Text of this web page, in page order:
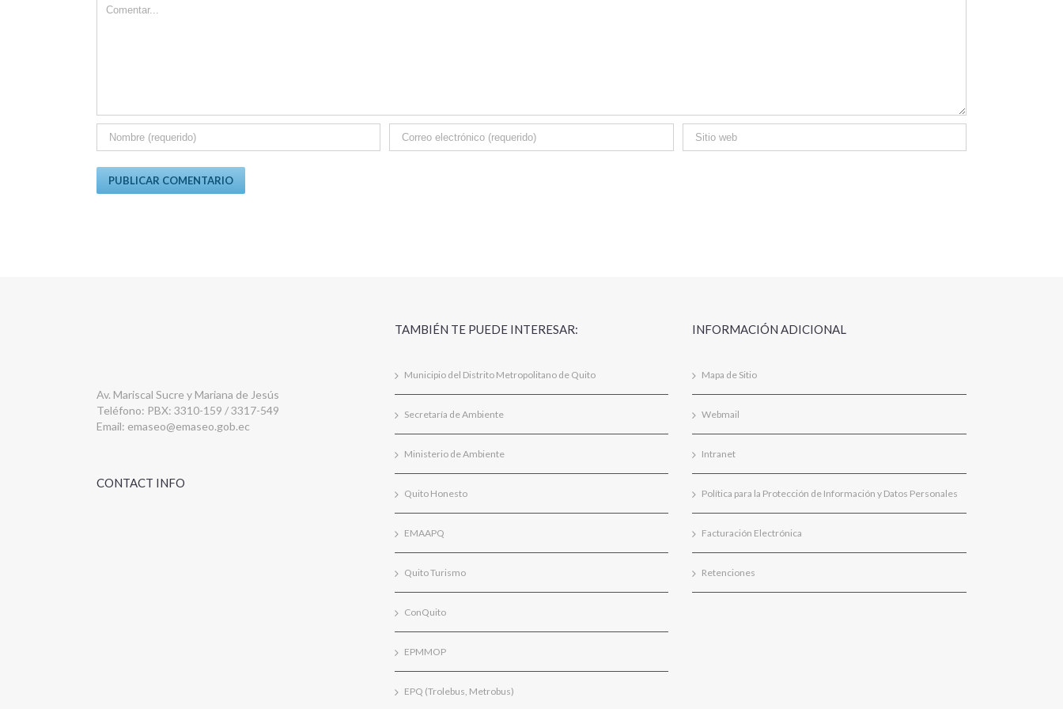
Comment
Av. Mariscal Sucre y Mariana de Jesús
Teléfono: PBX: 3310-159 / 3317-549
Email: emaseo@emaseo.gob.ec
CONTACT INFO
TAMBIÉN TE PUEDE INTERESAR:
Municipio del Distrito Metropolitano de Quito
Secretaría de Ambiente
Ministerio de Ambiente
Quito Honesto
EMAAPQ
Quito Turismo
ConQuito
EPMMOP
EPQ (Trolebus, Metrobus)
INFORMACIÓN ADICIONAL
Mapa de Sitio
Webmail
Intranet
Política para la Protección de Información y Datos Personales
Facturación Electrónica
Retenciones